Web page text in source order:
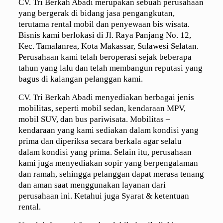
CV. Tri Berkah Abadi merupakan sebuah perusahaan
yang bergerak di bidang jasa pengangkutan,
terutama rental mobil dan penyewaan bis wisata.
Bisnis kami berlokasi di Jl. Raya Panjang No. 12,
Kec. Tamalanrea, Kota Makassar, Sulawesi Selatan.
Perusahaan kami telah beroperasi sejak beberapa
tahun yang lalu dan telah membangun reputasi yang
bagus di kalangan pelanggan kami.
CV. Tri Berkah Abadi menyediakan berbagai jenis
mobilitas, seperti mobil sedan, kendaraan MPV,
mobil SUV, dan bus pariwisata. Mobilitas –
kendaraan yang kami sediakan dalam kondisi yang
prima dan diperiksa secara berkala agar selalu
dalam kondisi yang prima. Selain itu, perusahaan
kami juga menyediakan sopir yang berpengalaman
dan ramah, sehingga pelanggan dapat merasa tenang
dan aman saat menggunakan layanan dari
perusahaan ini. Ketahui juga Syarat & ketentuan
rental.